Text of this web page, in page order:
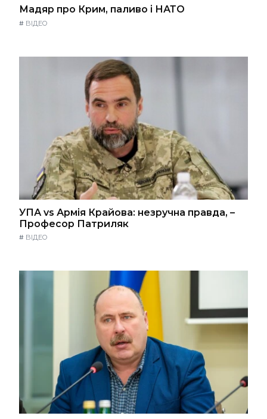
Мадяр про Крим, паливо і НАТО
# ВІДЕО
УПА vs Армія Крайова: незручна правда, –
Професор Патриляк
# ВІДЕО